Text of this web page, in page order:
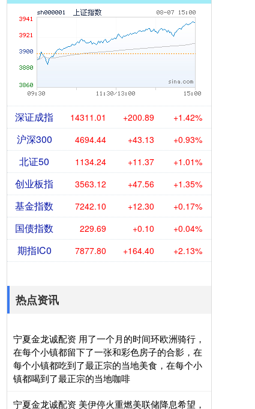
深证成指 14311.01 +200.89 +1.42%
沪深300 4694.44 +43.13 +0.93%
北证50 1134.24 +11.37 +1.01%
创业板指 3563.12 +47.56 +1.35%
基金指数 7242.10 +12.30 +0.17%
国债指数 229.69 +0.10 +0.04%
期指IC0 7877.80 +164.40 +2.13%
热点资讯
宁夏金龙诚配资 用了一个月的时间环欧洲骑行，
在每个小镇都留下了一张和彩色房子的合影，在
每个小镇都吃到了最正宗的当地美食，在每个小
镇都喝到了最正宗的当地咖啡
宁夏金龙诚配资 美伊停火重燃美联储降息希望，